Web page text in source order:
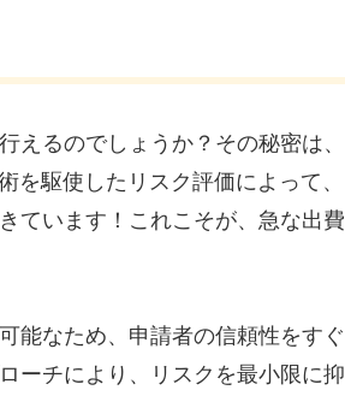
えるのでしょうか？その秘密は、
駆使したリスク評価によって、
ています！これこそが、急な出費
能なため、申請者の信頼性をすぐ
ーチにより、リスクを最小限に抑